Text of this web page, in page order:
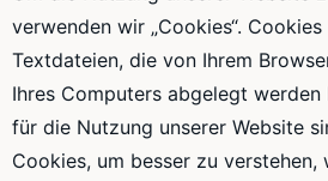
verwenden wir „Cookies“.
Textdateien, die von Ihrem
Ihres Computers abgelegt
für die Nutzung unserer Website
Cookies, um besser zu verstehen,